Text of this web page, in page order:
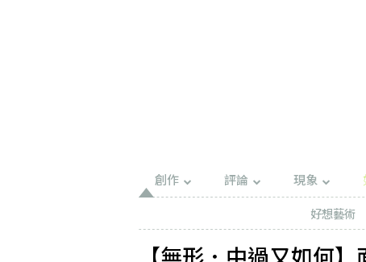
創作 評論 現象
好想藝術